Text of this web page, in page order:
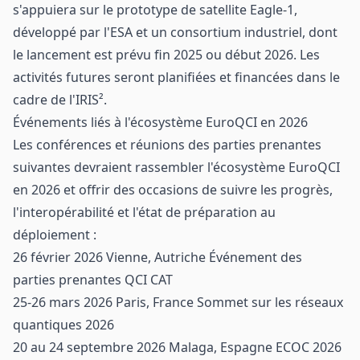
s'appuiera sur le prototype de satellite Eagle-1,
développé par l'ESA et un consortium industriel, dont
le lancement est prévu fin 2025 ou début 2026. Les
activités futures seront planifiées et financées dans le
cadre de l'IRIS².
Événements liés à l'écosystème EuroQCI en 2026
Les conférences et réunions des parties prenantes
suivantes devraient rassembler l'écosystème EuroQCI
en 2026 et offrir des occasions de suivre les progrès,
l'interopérabilité et l'état de préparation au
déploiement :
26 février 2026 Vienne, Autriche Événement des
parties prenantes QCI CAT
25-26 mars 2026 Paris, France Sommet sur les réseaux
quantiques 2026
20 au 24 septembre 2026 Malaga, Espagne ECOC 2026